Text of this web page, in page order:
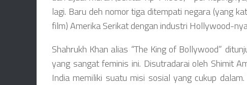
lagi. Baru deh nomor tiga ditempati negara (yang
film) Amerika Serikat dengan industri Hollywood-
Shahrukh Khan alias “The King of Bollywood”
yang sangat feminis ini. Disutradarai oleh Shimit
India memiliki suatu misi sosial yang cukup